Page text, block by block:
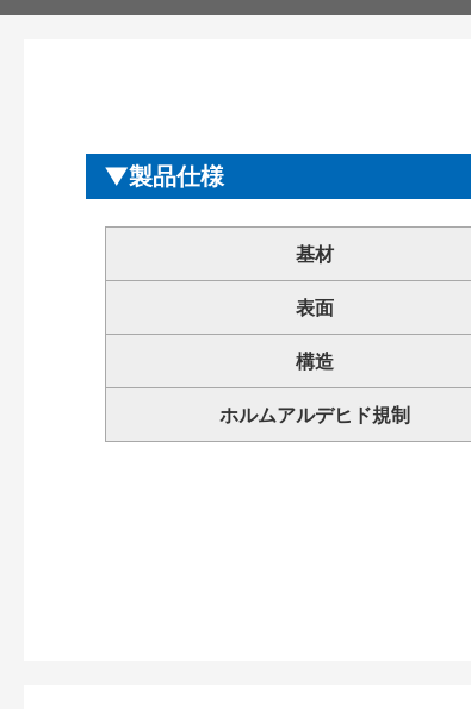
製品仕様
基材
表面
構造
ホルムアルデヒド規制